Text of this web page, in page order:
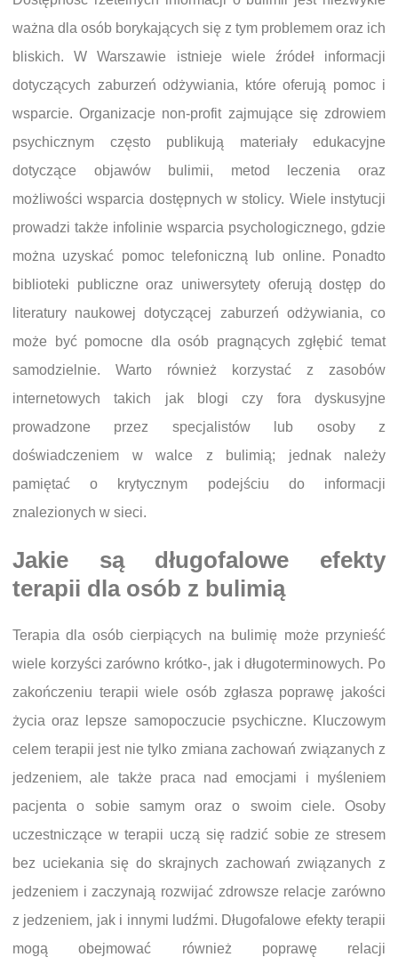
ważna dla osób borykających się z tym problemem oraz ich
bliskich. W Warszawie istnieje wiele źródeł informacji
dotyczących zaburzeń odżywiania, które oferują pomoc i
wsparcie. Organizacje non-profit zajmujące się zdrowiem
psychicznym często publikują materiały edukacyjne
dotyczące objawów bulimii, metod leczenia oraz
możliwości wsparcia dostępnych w stolicy. Wiele instytucji
prowadzi także infolinie wsparcia psychologicznego, gdzie
można uzyskać pomoc telefoniczną lub online. Ponadto
biblioteki publiczne oraz uniwersytety oferują dostęp do
literatury naukowej dotyczącej zaburzeń odżywiania, co
może być pomocne dla osób pragnących zgłębić temat
samodzielnie. Warto również korzystać z zasobów
internetowych takich jak blogi czy fora dyskusyjne
prowadzone przez specjalistów lub osoby z
doświadczeniem w walce z bulimią; jednak należy
pamiętać o krytycznym podejściu do informacji
znalezionych w sieci.
Jakie są długofalowe efekty
terapii dla osób z bulimią
Terapia dla osób cierpiących na bulimię może przynieść
wiele korzyści zarówno krótko-, jak i długoterminowych. Po
zakończeniu terapii wiele osób zgłasza poprawę jakości
życia oraz lepsze samopoczucie psychiczne. Kluczowym
celem terapii jest nie tylko zmiana zachowań związanych z
jedzeniem, ale także praca nad emocjami i myśleniem
pacjenta o sobie samym oraz o swoim ciele. Osoby
uczestniczące w terapii uczą się radzić sobie ze stresem
bez uciekania się do skrajnych zachowań związanych z
jedzeniem i zaczynają rozwijać zdrowsze relacje zarówno
z jedzeniem, jak i innymi ludźmi. Długofalowe efekty terapii
mogą obejmować również poprawę relacji